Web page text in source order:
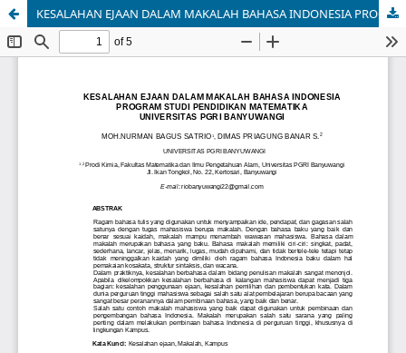
KESALAHAN EJAAN DALAM MAKALAH BAHASA INDONESIA PROGRAM STUDI PENDIDIKAN MATEMATIKA UNIVERSITAS PGRI BANYUWANGI